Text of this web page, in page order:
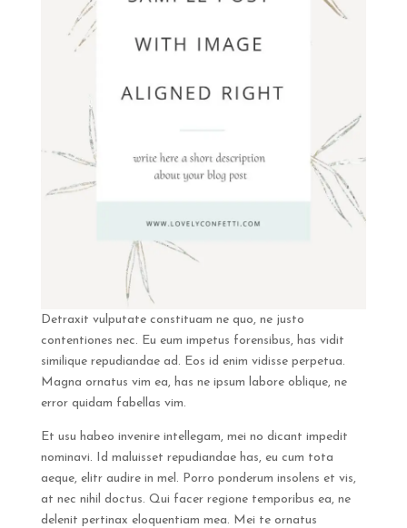
Detraxit vulputate constituam ne quo, ne justo
contentiones nec. Eu eum impetus forensibus, has vidit
similique repudiandae ad. Eos id enim vidisse perpetua.
Magna ornatus vim ea, has ne ipsum labore oblique, ne
error quidam fabellas vim.
Et usu habeo invenire intellegam, mei no dicant impedit
nominavi. Id maluisset repudiandae has, eu cum tota
aeque, elitr audire in mel. Porro ponderum insolens et vis,
at nec nihil doctus. Qui facer regione temporibus ea, ne
delenit pertinax eloquentiam mea. Mei te ornatus